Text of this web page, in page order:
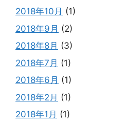
2018年10月 (1)
2018年9月 (2)
2018年8月 (3)
2018年7月 (1)
2018年6月 (1)
2018年2月 (1)
2018年1月 (1)